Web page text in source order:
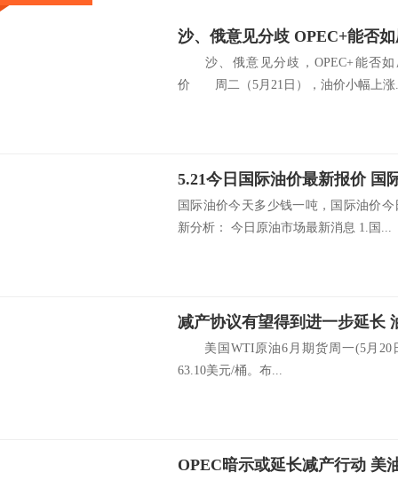
沙、俄意见分歧 OPEC+能否
沙、俄意见分歧，OPEC+能否如
价 周二（5月21日），油价小幅上涨
5.21今日国际油价最新报价 国
国际油价今天多少钱一吨，国际油价
新分析： 今日原油市场最新消息 1.国...
减产协议有望得到进一步延长
美国WTI原油6月期货周一(5月20
63.10美元/桶。布...
OPEC暗示或延长减产行动 美